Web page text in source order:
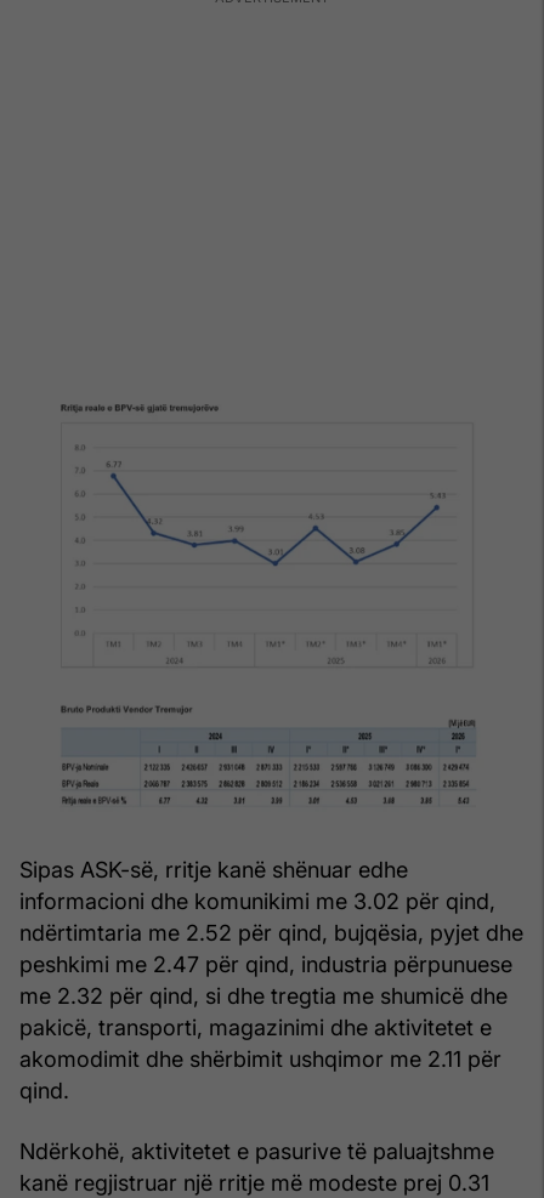
Sipas ASK-së, rritje kanë shënuar edhe
informacioni dhe komunikimi me 3.02 për qind,
ndërtimtaria me 2.52 për qind, bujqësia, pyjet dhe
peshkimi me 2.47 për qind, industria përpunuese
me 2.32 për qind, si dhe tregtia me shumicë dhe
pakicë, transporti, magazinimi dhe aktivitetet e
akomodimit dhe shërbimit ushqimor me 2.11 për
qind.
Ndërkohë, aktivitetet e pasurive të paluajtshme
kanë regjistruar një rritje më modeste prej 0.31